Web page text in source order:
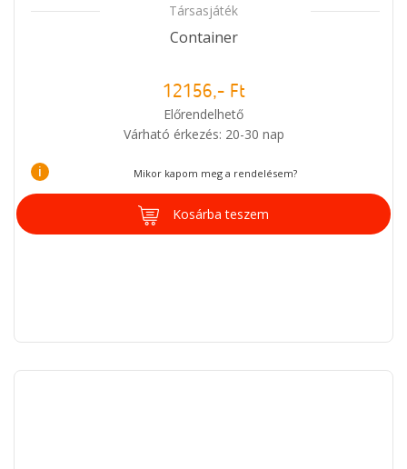
Társasjáték
Container
12156,- Ft
Előrendelhető
Várható érkezés: 20-30 nap
i Mikor kapom meg a rendelésem?
Kosárba teszem